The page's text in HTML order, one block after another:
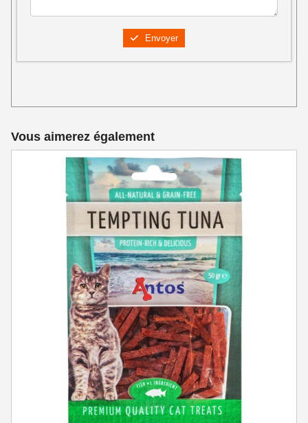
Envoyer
Vous aimerez également